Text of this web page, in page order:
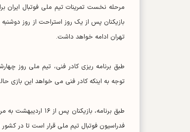
تهران ادامه خواهد داشت.
طبق برنامه ریزی کادر فنی، تیم ملی روز
توجه به اینکه کادر فنی می خواهد این بازی
فدراسیون فوتبال تیم ملی قرار است تا در کشور ترکیه ۴ بازی دوستانه برگزار کند. تاکنون بازی با تیم ملی مقدونیه